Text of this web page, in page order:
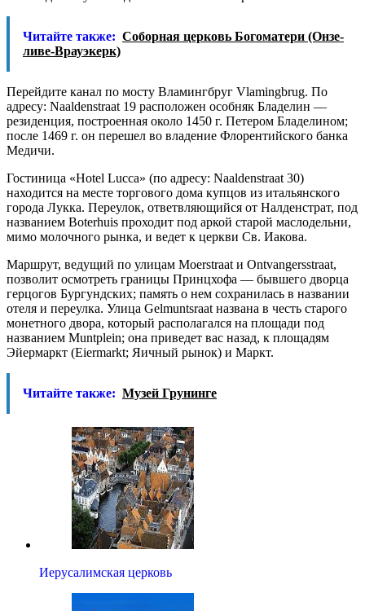
Читайте также: Соборная церковь Богоматери (Онзе-
ливе-Врауэкерк)
Перейдите канал по мосту Вламингбруг Vlamingbrug. По
адресу: Naaldenstraat 19 расположен особняк Бладелин —
резиденция, построенная около 1450 г. Петером Бладелином;
после 1469 г. он перешел во владение Флорентийского банка
Медичи.
Гостиница «Hotel Lucca» (по адресу: Naaldenstraat 30)
находится на месте торгового дома купцов из итальянского
города Лукка. Переулок, ответвляющийся от Налденстрат, под
названием Boterhuis проходит под аркой старой маслодельни,
мимо молочного рынка, и ведет к церкви Св. Иакова.
Маршрут, ведущий по улицам Moerstraat и Ontvangersstraat,
позволит осмотреть границы Принцхофа — бывшего дворца
герцогов Бургундских; память о нем сохранилась в названии
отеля и переулка. Улица Gelmuntsraat названа в честь старого
монетного двора, который располагался на площади под
названием Muntplein; она приведет вас назад, к площадям
Эйермаркт (Eiermarkt; Яичный рынок) и Маркт.
Читайте также: Музей Грунинге
Иерусалимская церковь